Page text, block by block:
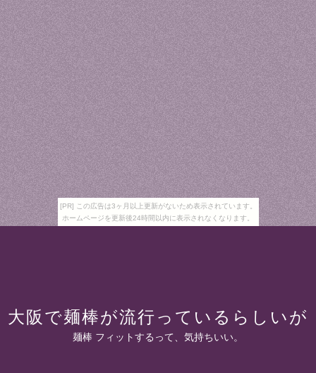
[PR] この広告は3ヶ月以上更新がないため表示されています。
ホームページを更新後24時間以内に表示されなくなります。
大阪で麺棒が流行っているらしいが
麺棒 フィットするって、気持ちいい。